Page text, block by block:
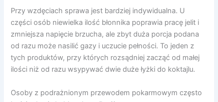
Przy wzdęciach sprawa jest bardziej indywidualna. U
części osób niewielka ilość błonnika poprawia pracę jelit i
zmniejsza napięcie brzucha, ale zbyt duża porcja podana
od razu może nasilić gazy i uczucie pełności. To jeden z
tych produktów, przy których rozsądniej zacząć od małej
ilości niż od razu wsypywać dwie duże łyżki do koktajlu.
Osoby z podrażnionym przewodem pokarmowym często